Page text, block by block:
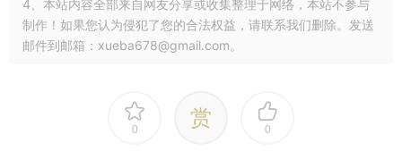
4、本站内容全部来自网友分享或收集整理于网络，本站不参与
制作！如果您认为侵犯了您的合法权益，请联系我们删除。发送
邮件到邮箱：xueba678@gmail.com。
0 赏 0